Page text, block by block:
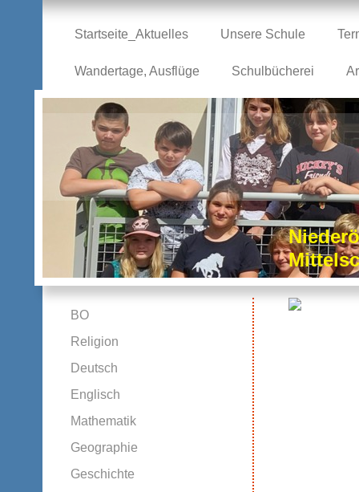
Startseite_Aktuelles Unsere Schule
Wandertage, Ausflüge Schulbücherei
BO
Religion
Deutsch
Englisch
Mathematik
Geographie
Geschichte